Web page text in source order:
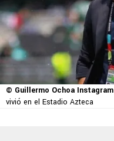
© Guillermo Ochoa Instagram
vivió en el Estadio Azteca